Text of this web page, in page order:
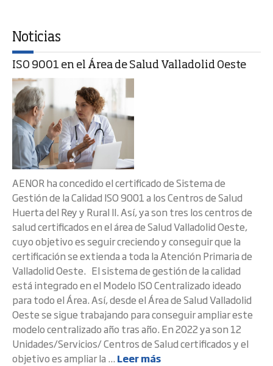
Noticias
ISO 9001 en el Área de Salud Valladolid Oeste
AENOR ha concedido el certificado de Sistema de
Gestión de la Calidad ISO 9001 a los Centros de Salud
Huerta del Rey y Rural II. Así, ya son tres los centros de
salud certificados en el área de Salud Valladolid Oeste,
cuyo objetivo es seguir creciendo y conseguir que la
certificación se extienda a toda la Atención Primaria de
Valladolid Oeste. El sistema de gestión de la calidad
está integrado en el Modelo ISO Centralizado ideado
para todo el Área. Así, desde el Área de Salud Valladolid
Oeste se sigue trabajando para conseguir ampliar este
modelo centralizado año tras año. En 2022 ya son 12
Unidades/Servicios/ Centros de Salud certificados y el
objetivo es ampliar la ... Leer más